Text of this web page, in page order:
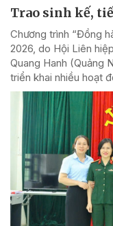
Trao sinh kế,
Chương trình “Đồng
2026, do Hội Liên
Quang Hanh (Quảng
triển khai nhiều hoạt